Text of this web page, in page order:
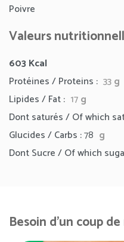
Poivre
Valeurs
603 Kcal
Protéines / Proteins : 33g
Lipides / Fat : 17g
Dont saturés / Of which
Glucides / Carbs :78 g
Dont Sucre / Of which
Besoin d'un coup de